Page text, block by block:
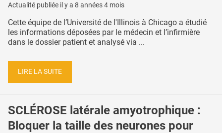
Actualité publiée il y a 8 années 4 mois
Cette équipe de l’Université de l'Illinois à Chicago a étudié
les informations déposées par le médecin et l’infirmière
dans le dossier patient et analysé via ...
LIRE LA SUITE
SCLÉROSE latérale amyotrophique :
Bloquer la taille des neurones pour